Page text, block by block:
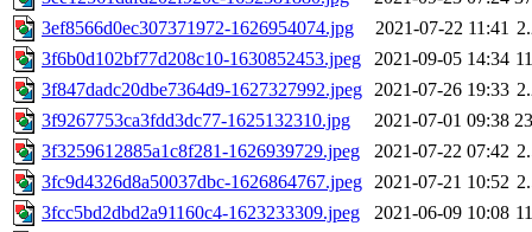
3ef8566d0ec307371972-1626954074.jpg
2021-07-22 11:41
3f6b0d102bf77d208c10-1630852453.jpeg
2021-09-05 14:34
3f847dadc20dbe7364d9-1627327992.jpeg 2021-07-26 19:33
3f9267753ca3fdd3dc77-1625132310.jpg
2021-07-01 09:38
3f3259612885a1c8f281-1626939729.jpeg
2021-07-22 07:42
3fc9d4326d8a50037dbc-1626864767.jpeg 2021-07-21 10:52
3fcc5bd2dbd2a91160c4-1623233309.jpeg
2021-06-09 10:08